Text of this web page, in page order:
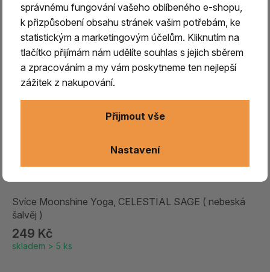
Svíce Moonshine Yoga, CELESTIAL SAGE ( nebeská
šalvěj )
249 Kč
skladem > 5 ks
správnému fungování vašeho oblíbeného e-shopu,
k přizpůsobení obsahu stránek vašim potřebám, ke
statistickým a marketingovým účelům. Kliknutím na
tlačítko přijímám nám udělíte souhlas s jejich sběrem
a zpracováním a my vám poskytneme ten nejlepší
zážitek z nakupování.
Nastavení
Přijmout vše